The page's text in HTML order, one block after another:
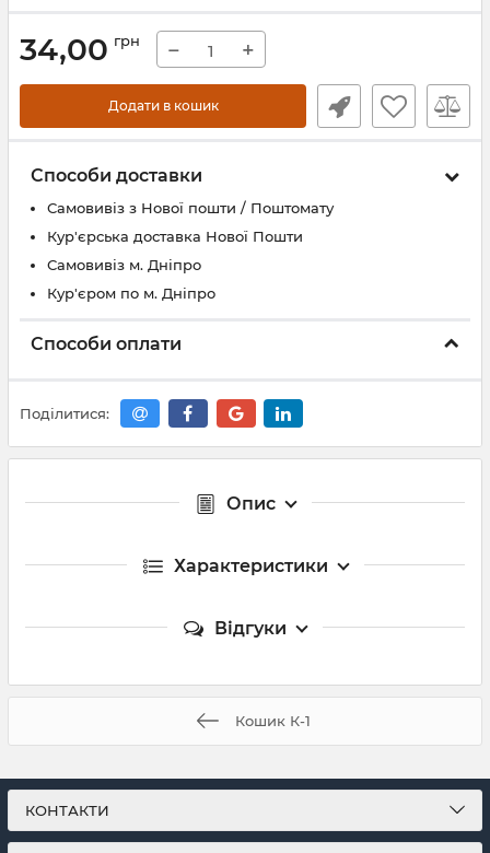
34,00 грн − +
Додати в кошик
Способи доставки
Самовивіз з Нової пошти / Поштомату
Кур'єрська доставка Нової Пошти
Самовивіз м. Дніпро
Кур'єром по м. Дніпро
Способи оплати
Поділитися:
Опис
Характеристики
Відгуки
Кошик К-1
КОНТАКТИ